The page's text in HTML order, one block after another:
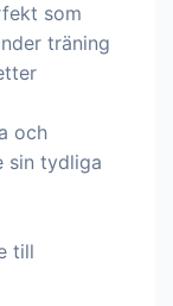
som
träning
och
sin tydliga
till